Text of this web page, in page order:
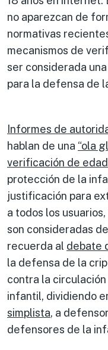
no aparezcan de
normativas
mecanismos de
ser considerada
para la defensa de
Informes de
hablan de una “ola
verificación de edad
protección de la
justificación para
a todos los
son consideradas
recuerda al debate
la defensa de la
contra la
infantil, dividiendo
simplista, a
defensores de la